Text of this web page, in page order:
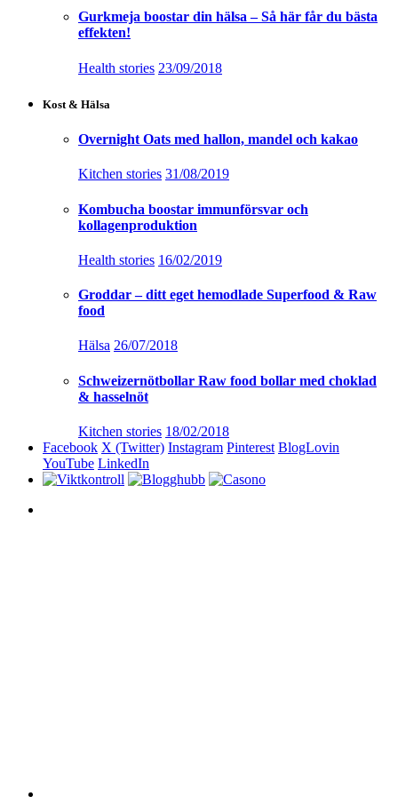
Gurkmeja boostar din hälsa – Så här får du bästa
effekten!
Health stories 23/09/2018
Kost & Hälsa
Overnight Oats med hallon, mandel och kakao
Kitchen stories 31/08/2019
Kombucha boostar immunförsvar och
kollagenproduktion
Health stories 16/02/2019
Groddar – ditt eget hemodlade Superfood & Raw
food
Hälsa 26/07/2018
Schweizernötbollar Raw food bollar med choklad
& hasselnöt
Kitchen stories 18/02/2018
Facebook X (Twitter) Instagram Pinterest BlogLovin
YouTube LinkedIn